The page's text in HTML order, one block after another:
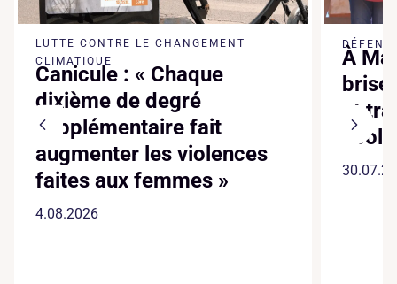
LUTTE CONTRE LE CHANGEMENT
CLIMATIQUE
Canicule : « Chaque
dixième de degré
supplémentaire fait
augmenter les violences
faites aux femmes »
4.08.2026
À
et